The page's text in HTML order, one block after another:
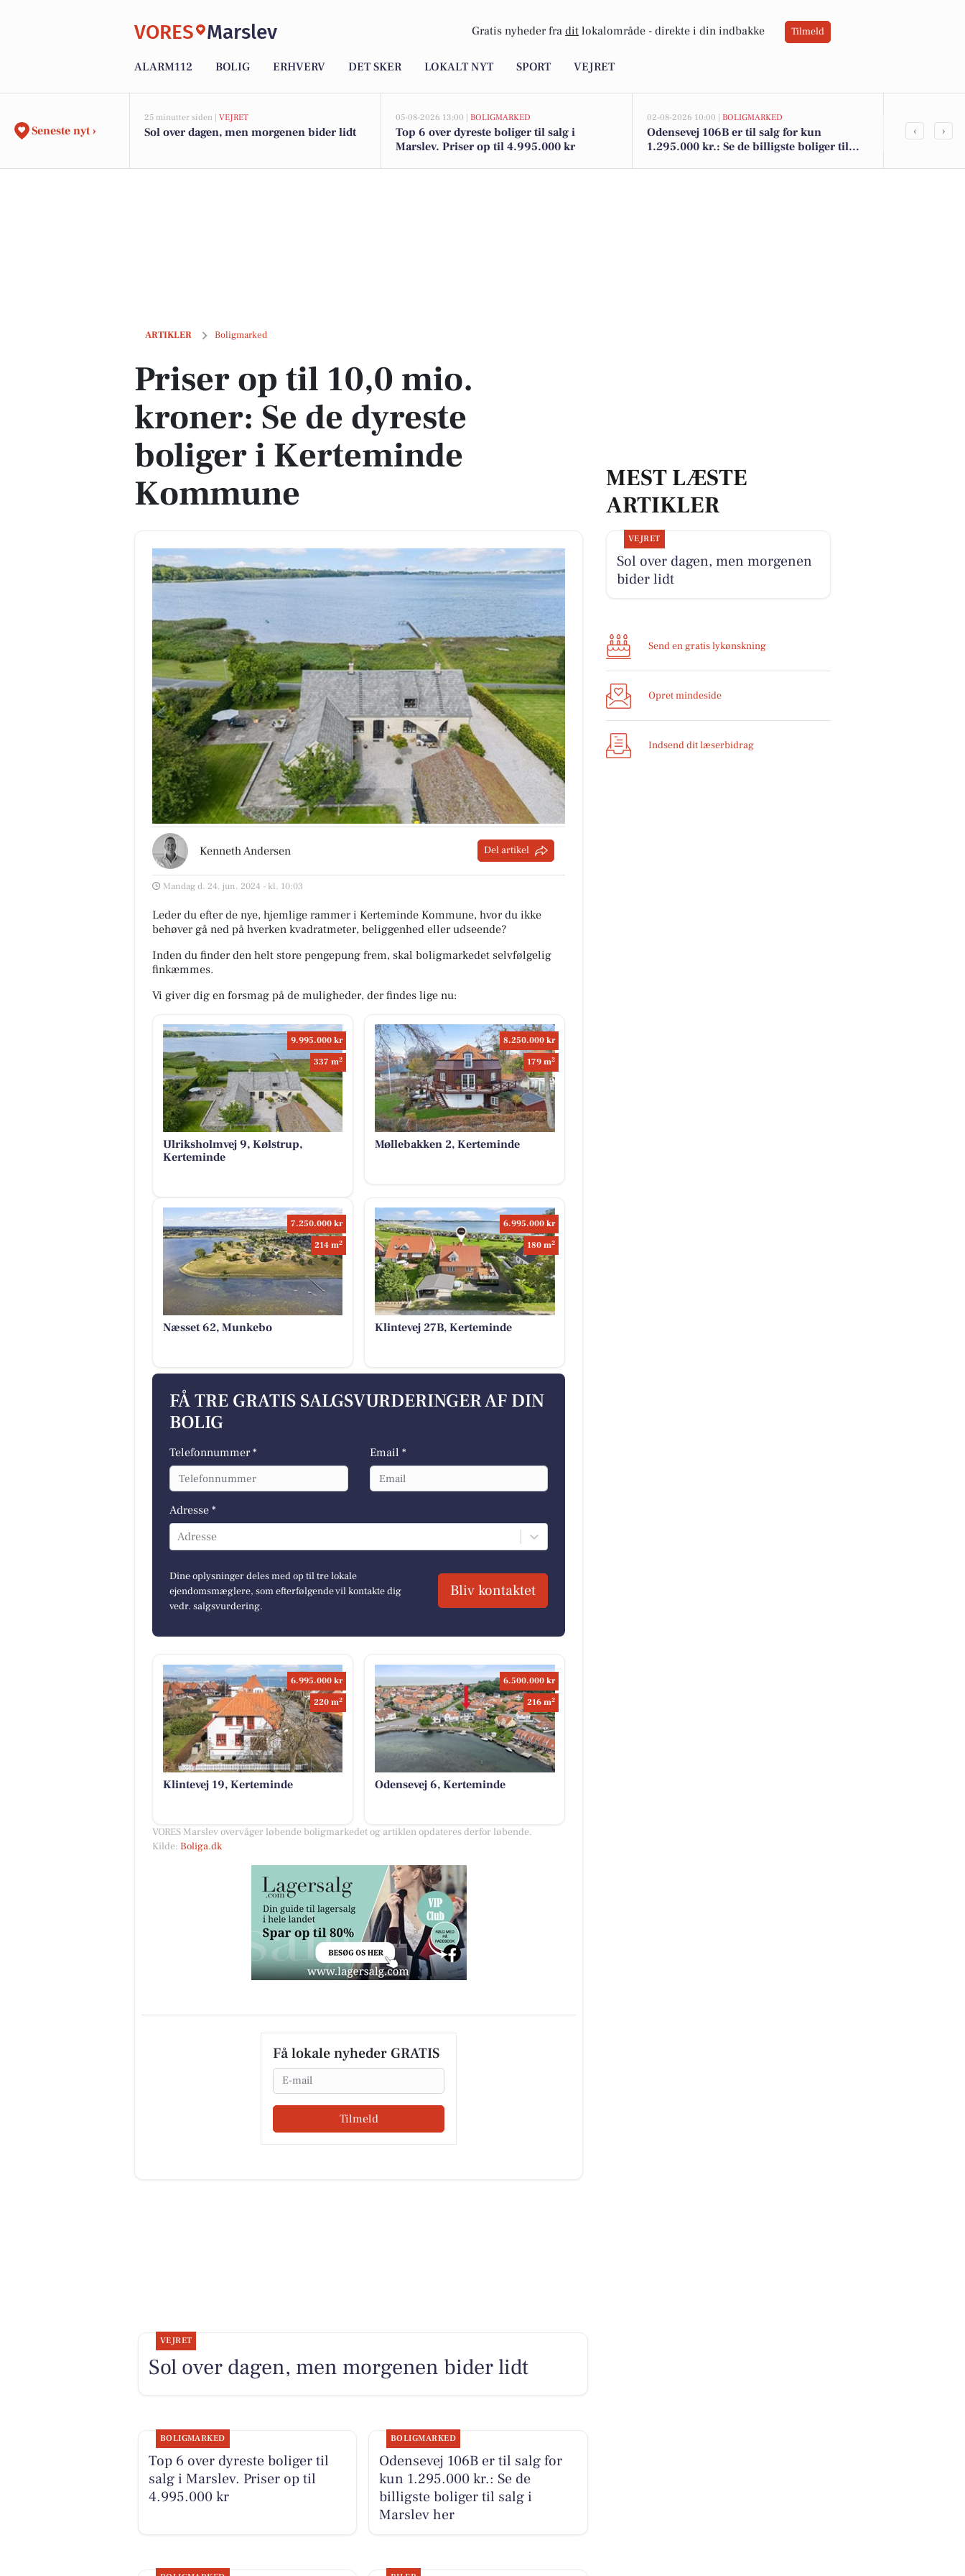
VORES Marslev Gratis nyheder fra dit lokalområde - direkte i din indbakke Tilmeld
ALARM112 BOLIG ERHVERV DET SKER LOKALT NYT SPORT VEJRET
Seneste nyt ›
25 minutter siden | VEJRET
Sol over dagen, men morgenen bider lidt
05-08-2026 13:00 | BOLIGMARKED
Top 6 over dyreste boliger til salg i
Marslev. Priser op til 4.995.000 kr
02-08-2026 10:00 | BOLIGMARKED
Odensevej 106B er til salg for kun
1.295.000 kr.: Se de billigste boliger til
‹ ›
ARTIKLER Boligmarked
Priser op til 10,0 mio. kroner: Se de dyreste boliger i Kerteminde Kommune
Priser op til 10,0 mio.
kroner: Se de dyreste
boliger i Kerteminde
Kommune
Kenneth Andersen Del artikel
Mandag d. 24. jun. 2024 - kl. 10:03
Leder du efter de nye, hjemlige rammer i Kerteminde Kommune, hvor du ikke
behøver gå ned på hverken kvadratmeter, beliggenhed eller udseende?
Inden du finder den helt store pengepung frem, skal boligmarkedet selvfølgelig
finkæmmes.
Vi giver dig en forsmag på de muligheder, der findes lige nu:
9.995.000 kr
337 m2
Ulriksholmvej 9, Kølstrup,
Kerteminde
8.250.000 kr
179 m2
Møllebakken 2, Kerteminde
7.250.000 kr
214 m2
Næsset 62, Munkebo
6.995.000 kr
180 m2
Klintevej 27B, Kerteminde
FÅ TRE GRATIS SALGSVURDERINGER AF DIN
BOLIG
Telefonnummer * Email *
Adresse *
Adresse
Dine oplysninger deles med op til tre lokale
ejendomsmæglere, som efterfølgende vil kontakte dig
vedr. salgsvurdering.
Bliv kontaktet
6.995.000 kr
220 m2
Klintevej 19, Kerteminde
6.500.000 kr
216 m2
Odensevej 6, Kerteminde
VORES Marslev overvåger løbende boligmarkedet og artiklen opdateres derfor løbende.
Kilde: Boliga.dk
Få lokale nyheder GRATIS
Email
Tilmeld
MEST LÆSTE
ARTIKLER
VEJRET
Sol over dagen, men morgenen
bider lidt
Send en gratis lykønskning
Opret mindeside
Indsend dit læserbidrag
VEJRET
Sol over dagen, men morgenen bider lidt
BOLIGMARKED
Top 6 over dyreste boliger til
salg i Marslev. Priser op til
4.995.000 kr
BOLIGMARKED
Odensevej 106B er til salg for
kun 1.295.000 kr.: Se de
billigste boliger til salg i
Marslev her